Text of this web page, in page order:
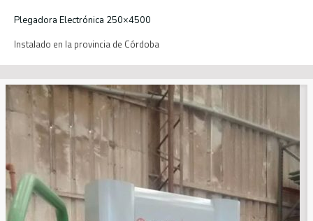
Plegadora Electrónica 250×4500
Instalado en la provincia de Córdoba